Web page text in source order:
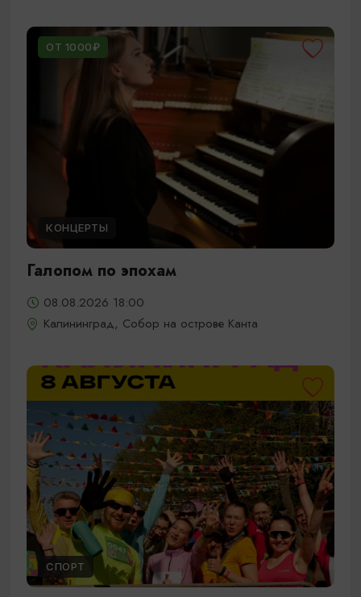
ОТ 1000₽
КОНЦЕРТЫ
Галопом по эпохам
08.08.2026 18:00
Калининград, Собор на острове Канта
СПОРТ